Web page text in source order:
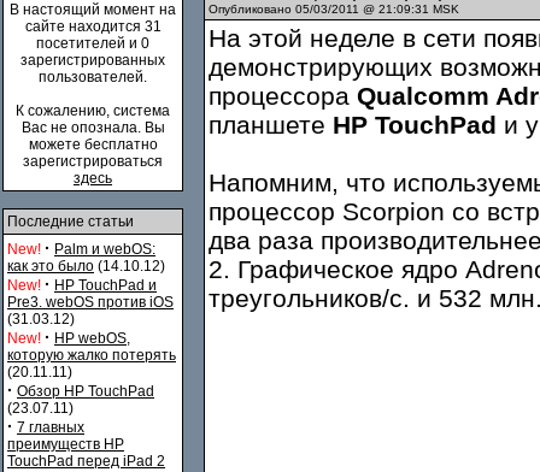
В настоящий момент на
сайте находится 31
посетителей и 0
зарегистрированных
пользователей.
К сожалению, система
Вас не опознала. Вы
можете бесплатно
зарегистрироваться
здесь
Последние статьи
New! · Palm и webOS:
как это было (14.10.12)
New! · HP TouchPad и
Pre3. webOS против iOS
(31.03.12)
New! · HP webOS,
которую жалко потерять
(20.11.11)
· Обзор HP TouchPad
(23.07.11)
· 7 главных
преимуществ HP
TouchPad перед iPad 2
Опубликовано 05/03/2011 @ 21:09:31 MSK
На этой неделе в сети
демонстрирующих
процессора Qualcomm
планшете HP TouchPad и
Напомним, что
процессор Scorpion со
два раза
2. Графическое ядро
треугольников/с. и 532